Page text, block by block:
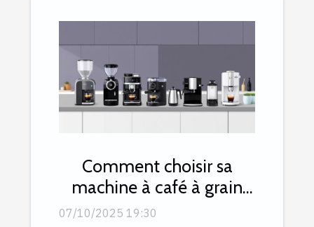
Comment choisir sa
machine à café à grain
selon son budget ?
07/10/2025 19:30